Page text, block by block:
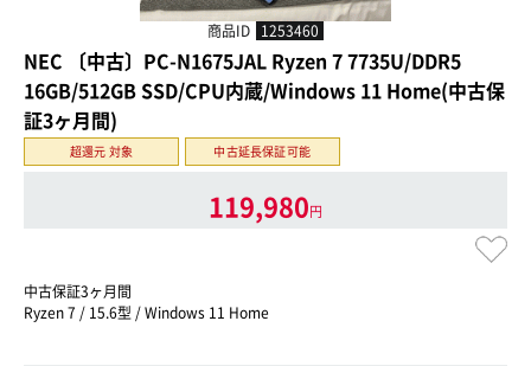
商品ID 1253460
NEC 〔中古〕PC-N1675JAL Ryzen 7 7735U/DDR5
16GB/512GB SSD/CPU内蔵/Windows 11 Home(中古保
証3ヶ月間)
超還元 対象 中古延長保証可能
119,980円
中古保証3ヶ月間
Ryzen 7 / 15.6型 / Windows 11 Home